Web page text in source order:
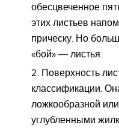
обесцвеченное
этих листьев
прическу. Но
«бой» — листья.
Поверхность
классификации.
ложкообразной или
углубленными